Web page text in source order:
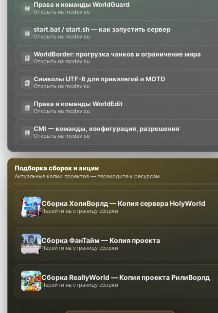
📘 Права и команды WorldGuard
Открыть на mcdev.su
📘 start.bat / start.sh — как запустить сервер
Открыть на mcdev.su
📘 WorldBorder: прогрузка чанков и ограничение мира
Открыть на mcdev.su
📘 Символы UTF-8 для привилегий и MOTD
Открыть на mcdev.su
📘 Права и команды WorldEdit
Открыть на mcdev.su
📘 CMI — команды, конфигурация, разрешения
Открыть на mcdev.su
Подборка сборок и акции
Актуальные копии проектов — переходите к ресурсам
Сборка ХолиВорлд — Копия сервера HolyWorld
Перейти на страницу сборки
Сборка ФанТайм — Копия проекта
Перейти на страницу сборки
Сборка ReallyWorld — Копия проекта РилиВорлд
Перейти на страницу сборки